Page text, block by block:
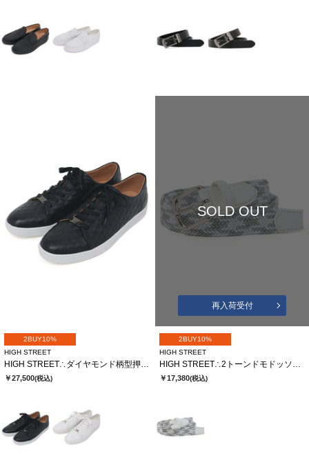
2BUY10%
HIGH STREET
HIGH STREET∴ダイヤモンド柄型押しドレススニーカー
￥27,500(税込)
SOLD OUT
再入荷受付
2BUY10%
HIGH STREET
HIGH STREET∴2トーンドモドッソラゴムメッシュベルト
￥17,380(税込)